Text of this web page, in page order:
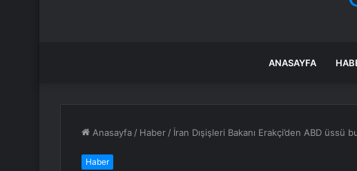
ANASAYFA
Anasayfa / Haber / İran Dışişleri Bakanı Erakçi’den ABD
Haber